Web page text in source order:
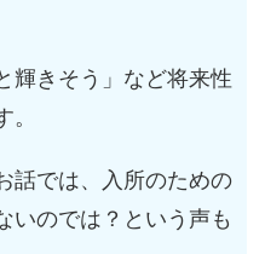
輝きそう」など将来性
話では、入所のための
いのでは？という声も